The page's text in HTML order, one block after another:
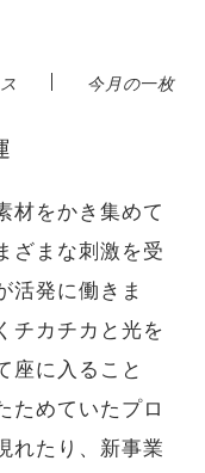
| 今月の一枚
材をかき集めて
ざまな刺激を受
活発に働きま
チカチカと光を
座に入ること
ためていたプロ
れたり、新事業